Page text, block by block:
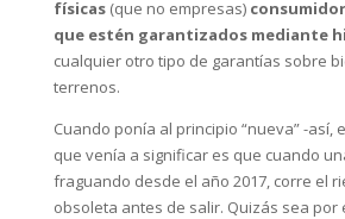
físicas(que no empresas)
que estén garantizados mediante
cualquier otro tipo de garantías sobre
terrenos.
Cuando ponía al principio “nueva” -así,
que venía a significar es que cuando
fraguando desde el año 2017, corre el
obsoleta antes de salir. Quizás sea por